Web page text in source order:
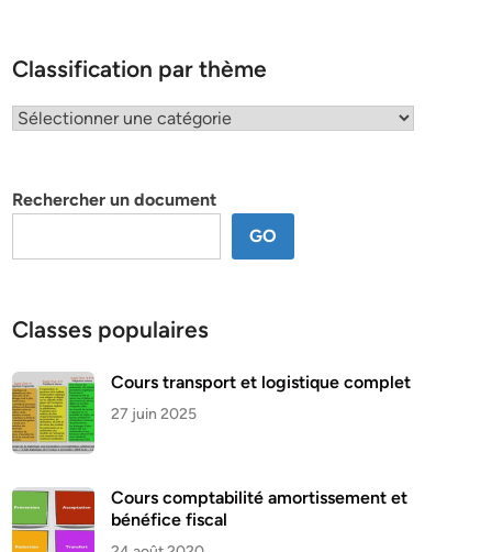
Classification par thème
Classification
Rechercher un document
GO
Classes populaires
Cours transport et logistique complet
27 juin 2025
Cours comptabilité amortissement et
bénéfice fiscal